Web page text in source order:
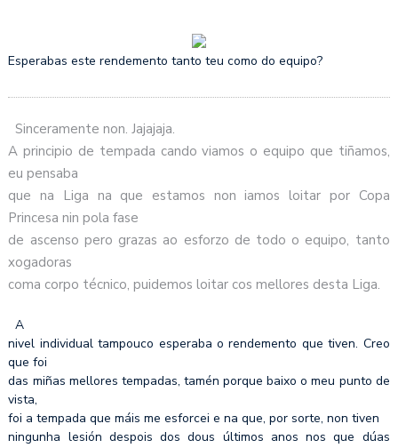
Esperabas este rendemento tanto teu como do equipo?
Sinceramente non. Jajajaja.
A principio de tempada cando viamos o equipo que tiñamos,
eu pensaba
que na Liga na que estamos non iamos loitar por Copa
Princesa nin pola fase
de ascenso pero grazas ao esforzo de todo o equipo, tanto
xogadoras
coma corpo técnico, puidemos loitar cos mellores desta Liga.
A
nivel individual tampouco esperaba o rendemento que tiven. Creo
que foi
das miñas mellores tempadas, tamén porque baixo o meu punto de
vista,
foi a tempada que máis me esforcei e na que, por sorte, non tiven
ningunha lesión despois dos dous últimos anos nos que dúas